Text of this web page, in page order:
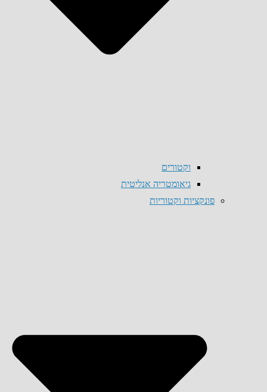
וקטורים
גיאומטריה אנליטית
פונקציות וקטוריות